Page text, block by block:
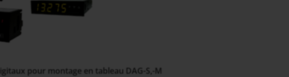
pour montage en tableau DAG-S,-M